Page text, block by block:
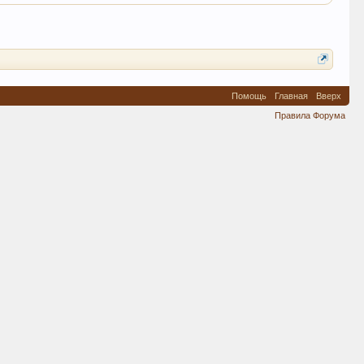
Помощь Главная
Вверх
Правила Форума